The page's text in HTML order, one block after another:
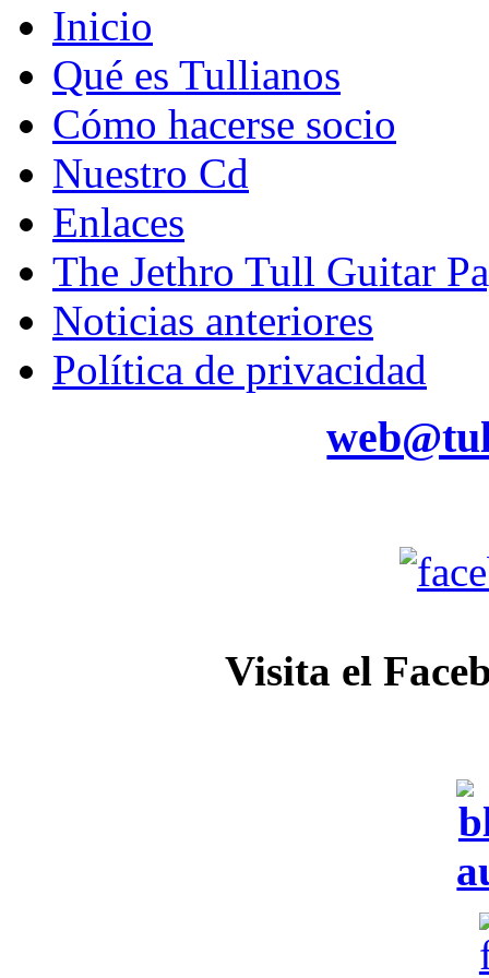
Inicio
Qué es Tullianos
Cómo hacerse socio
Nuestro Cd
Enlaces
The Jethro Tull Guitar
Noticias anteriores
Política de privacidad
Visita el